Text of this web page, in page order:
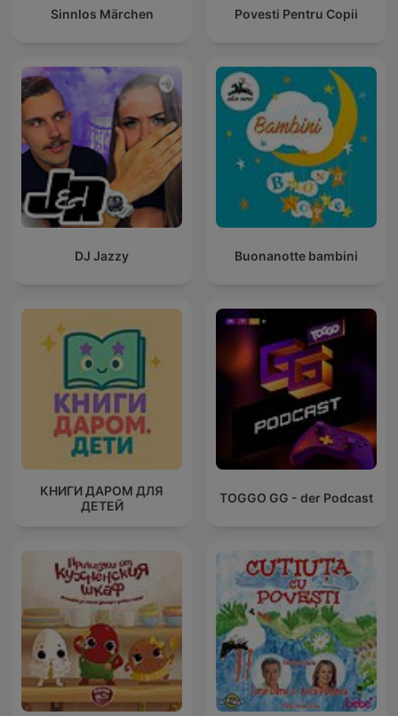
Sinnlos Märchen Povesti Pentru Copii
DJ Jazzy Buonanotte bambini
КНИГИ ДАРОМ ДЛЯ
ДЕТЕЙ
TOGGO GG - der Podcast